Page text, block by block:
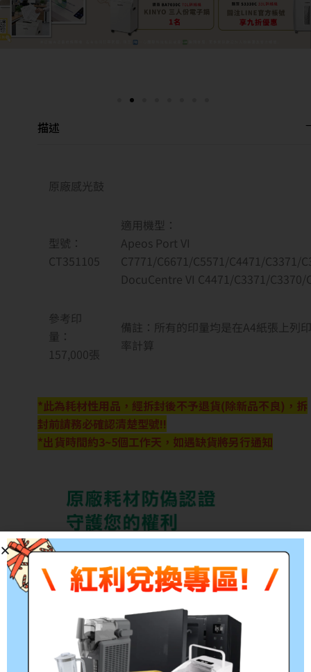
描述
原廠感光鼓
型號：
CT351105
適用機型：
Apeos Port VI
C7771/C6671/C5571/C4471/C3371/
DocuCentre VI C4471/C3371/C3370/
參考印
量：
157,000張
備註：所有的印量均是在A4紙張上列
率計算
*此為耗材性用品，經拆封後不予退貨(除新品不良)，拆
封前請務必確認清楚型號!!
*出貨時間約3~5個工作天，如遇缺貨將另行通知